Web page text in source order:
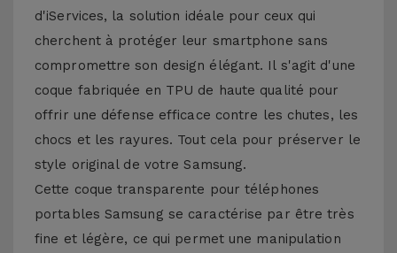
d'iServices, la solution idéale pour ceux qui
cherchent à protéger leur smartphone sans
compromettre son design élégant. Il s'agit d'une
coque fabriquée en TPU de haute qualité pour
offrir une défense efficace contre les chutes, les
chocs et les rayures. Tout cela pour préserver le
style original de votre Samsung.
Cette coque transparente pour téléphones
portables Samsung se caractérise par être très
fine et légère, ce qui permet une manipulation